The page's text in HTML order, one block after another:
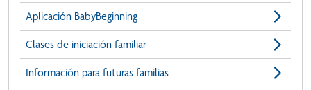
Aplicación BabyBeginning
Clases de iniciación familiar
Información para futuras familias